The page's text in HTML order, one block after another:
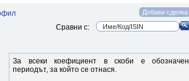
Сравни с:
За всеки коефициент в скоби е обозначен
периодът, за който се отнася.